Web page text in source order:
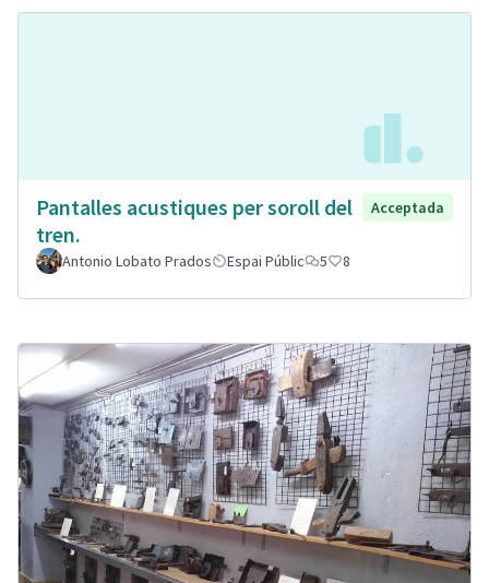
Pantalles acustiques per soroll del
tren.
Acceptada
Antonio Lobato Prados Espai Públic 5 8